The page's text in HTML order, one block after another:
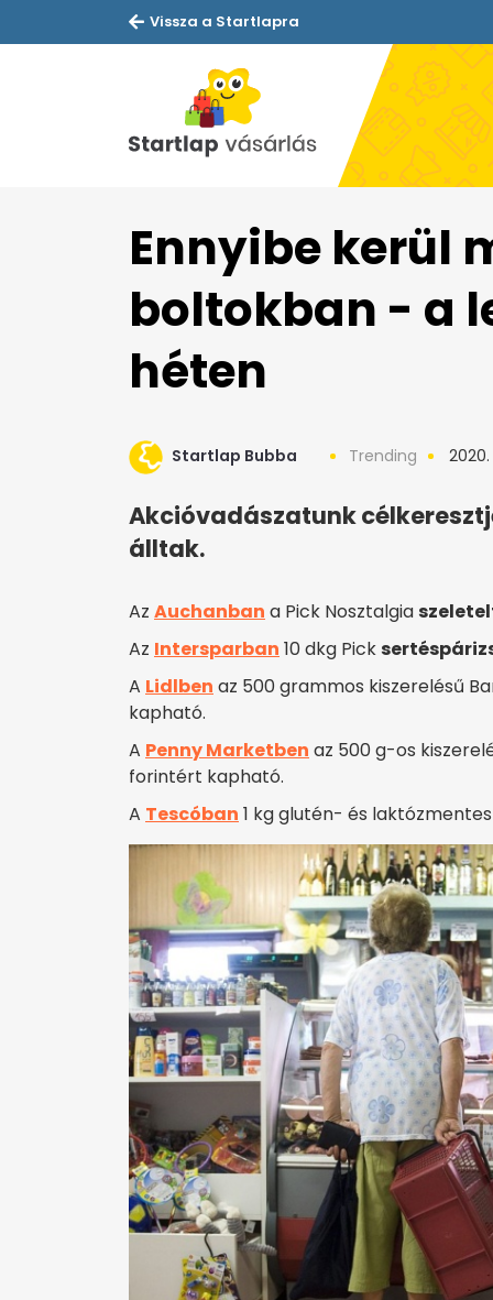
Vissza a Startlapra
Ennyibe kerül
boltokban - a
héten
Startlap Bubba Trending
Akcióvadászatunk
álltak.
Az Auchanban a Pick Nosztalgia
Az Intersparban 10 dkg Pick
A Lidlben az 500 grammos kiszerelésű
kapható.
A Penny Marketben az 500 g-os
forintért kapható.
A Tescóban 1 kg glutén- és